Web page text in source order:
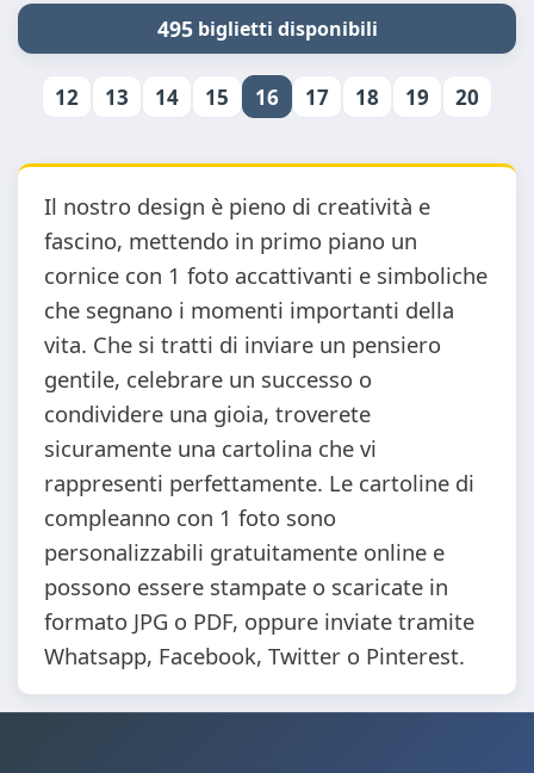
495biglietti disponibili
12 13 14 15 16 17 18 19 20
Il nostro design è pieno di creatività e
fascino, mettendo in primo piano un
cornice con 1 foto accattivanti e simboliche
che segnano i momenti importanti della
vita. Che si tratti di inviare un pensiero
gentile, celebrare un successo o
condividere una gioia, troverete
sicuramente una cartolina che vi
rappresenti perfettamente. Le cartoline di
compleanno con 1 foto sono
personalizzabili gratuitamente online e
possono essere stampate o scaricate in
formato JPG o PDF, oppure inviate tramite
Whatsapp, Facebook, Twitter o Pinterest.